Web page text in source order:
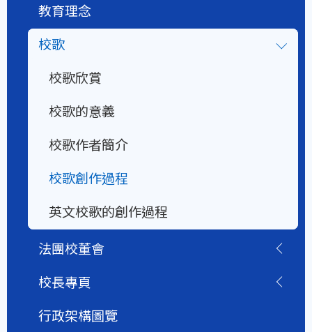
教育理念
校歌
校歌欣賞
校歌的意義
校歌作者簡介
校歌創作過程
英文校歌的創作過程
法團校董會
校長專頁
行政架構圖覽